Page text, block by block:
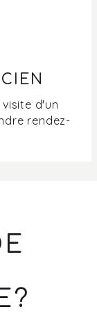
d'un
rendez-